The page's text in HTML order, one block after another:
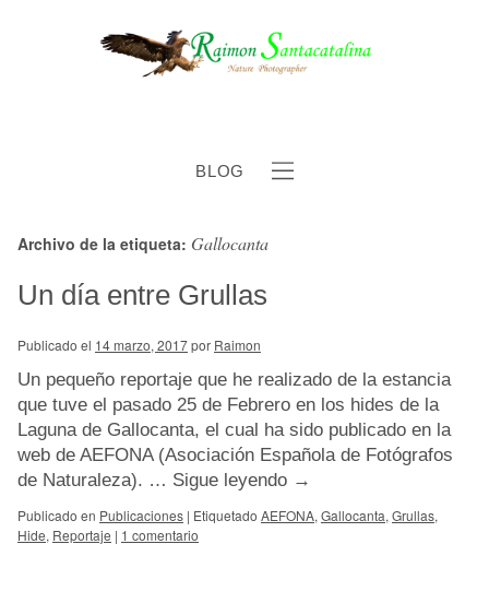
BLOG
Archivo de la etiqueta: Gallocanta
Un día entre Grullas
Publicado el 14 marzo, 2017por Raimon
Un pequeño reportaje que he realizado de la estancia
que tuve el pasado 25 de Febrero en los hides de la
Laguna de Gallocanta, el cual ha sido publicado en la
web de AEFONA (Asociación Española de Fotógrafos
de Naturaleza). … Sigue leyendo →
Publicado en Publicaciones | Etiquetado AEFONA, Gallocanta, Grullas,
Hide, Reportaje | 1 comentario